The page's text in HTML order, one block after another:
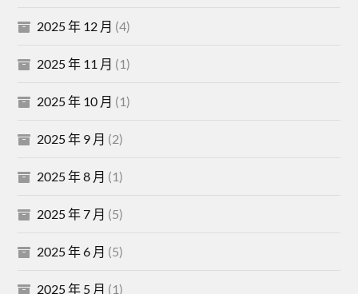
2025 年 12 月 (4)
2025 年 11 月 (1)
2025 年 10 月 (1)
2025 年 9 月 (2)
2025 年 8 月 (1)
2025 年 7 月 (5)
2025 年 6 月 (5)
2025 年 5 月 (1)